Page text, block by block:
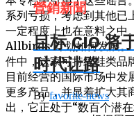
系列亏损，考虑到其他已
一定程度上也在意料之中
Allbirds 计划如何发展。
件中，这家可持续鞋类品
目前经营的国际市场中发
更多产品，并显着扩大其
出，它正处于“数百个潜
營銷新聞
目标 CIO 将
时代让路
Byfavorite-news